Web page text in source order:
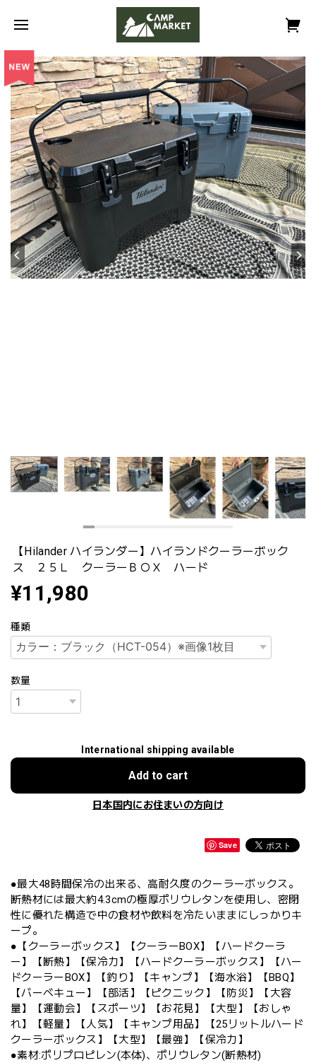
【Hilander ハイランダー】ハイランドクーラーボック
ス ２５Ｌ クーラーＢＯＸ ハード
¥11,980
種類
数量
International shipping available
Add to cart
日本国内にお住まいの方向け
Save
●最大48時間保冷の出来る、高耐久度のクーラーボックス。
断熱材には最大約4.3cmの極厚ポリウレタンを使用し、密閉
性に優れた構造で中の食材や飲料を冷たいままにしっかりキ
ープ。
●【クーラーボックス】【クーラーBOX】【ハードクーラ
ー】【断熱】【保冷力】【ハードクーラーボックス】【ハー
ドクーラーBOX】【釣り】【キャンプ】【海水浴】【BBQ】
【バーベキュー】【部活】【ピクニック】【防災】【大容
量】【運動会】【スポーツ】【お花見】【大型】【おしゃ
れ】【軽量】【人気】【キャンプ用品】【25リットルハード
クーラーボックス】【大型】【最強】【保冷力】
●素材:ポリプロピレン(本体)、ポリウレタン(断熱材)